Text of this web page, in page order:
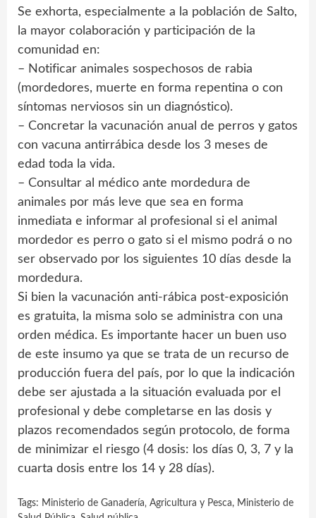
Se exhorta, especialmente a la población de Salto,
la mayor colaboración y participación de la
comunidad en:
– Notificar animales sospechosos de rabia
(mordedores, muerte en forma repentina o con
síntomas nerviosos sin un diagnóstico).
– Concretar la vacunación anual de perros y gatos
con vacuna antirrábica desde los 3 meses de
edad toda la vida.
– Consultar al médico ante mordedura de
animales por más leve que sea en forma
inmediata e informar al profesional si el animal
mordedor es perro o gato si el mismo podrá o no
ser observado por los siguientes 10 días desde la
mordedura.
Si bien la vacunación anti-rábica post-exposición
es gratuita, la misma solo se administra con una
orden médica. Es importante hacer un buen uso
de este insumo ya que se trata de un recurso de
producción fuera del país, por lo que la indicación
debe ser ajustada a la situación evaluada por el
profesional y debe completarse en las dosis y
plazos recomendados según protocolo, de forma
de minimizar el riesgo (4 dosis: los días 0, 3, 7 y la
cuarta dosis entre los 14 y 28 días).
Tags: Ministerio de Ganadería‚ Agricultura y Pesca, Ministerio de